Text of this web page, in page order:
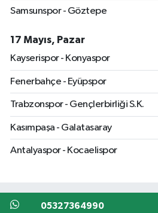
Samsunspor - Göztepe
17 Mayıs, Pazar
Kayserispor - Konyaspor
Fenerbahçe - Eyüpspor
Trabzonspor - Gençlerbirliği S.K.
Kasımpaşa - Galatasaray
Antalyaspor - Kocaelispor
05327364990